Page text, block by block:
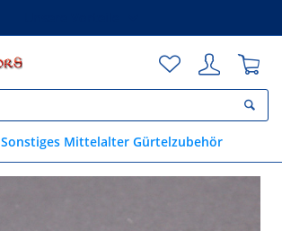
Sonstiges Mittelalter Gürtelzubehör